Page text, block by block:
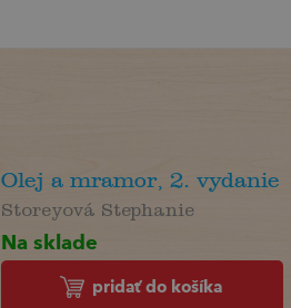
Olej a mramor, 2. vydanie
Storeyová Stephanie
Na sklade
pridať do košíka